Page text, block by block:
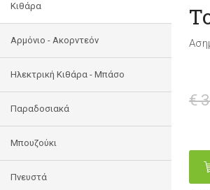
Κιθάρα
Αρμόνιο - Ακορντεόν
Ηλεκτρική Κιθάρα - Μπάσο
Παραδοσιακά
Μπουζούκι
Πνευστά
€